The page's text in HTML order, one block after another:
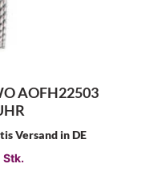
AOFH22503
Versand in DE
Stk.